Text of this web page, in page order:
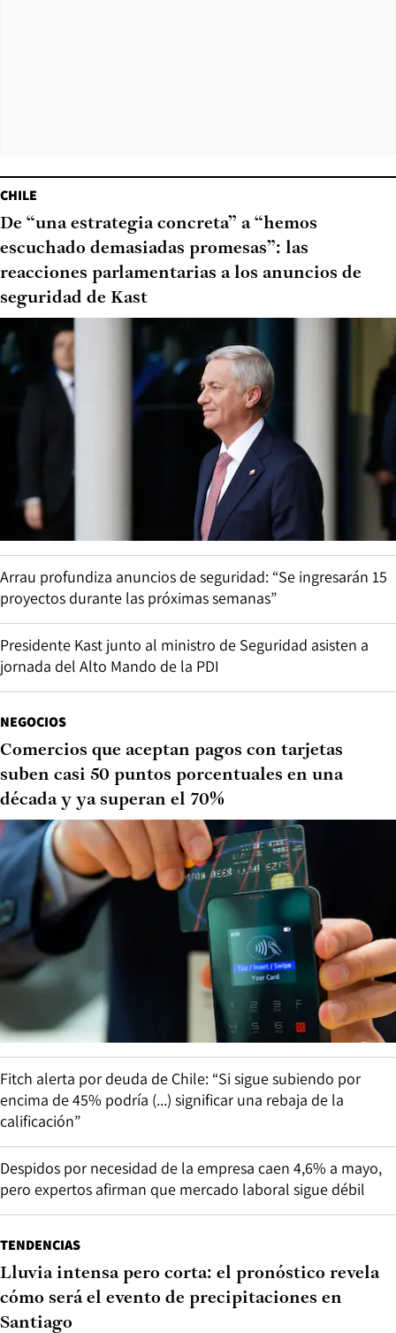
CHILE
De “una estrategia concreta” a “hemos
escuchado demasiadas promesas”: las
reacciones parlamentarias a los anuncios de
seguridad de Kast
Arrau profundiza anuncios de seguridad: “Se ingresarán 15
proyectos durante las próximas semanas”
Presidente Kast junto al ministro de Seguridad asisten a
jornada del Alto Mando de la PDI
NEGOCIOS
Comercios que aceptan pagos con tarjetas
suben casi 50 puntos porcentuales en una
década y ya superan el 70%
Fitch alerta por deuda de Chile: “Si sigue subiendo por
encima de 45% podría (...) significar una rebaja de la
calificación”
Despidos por necesidad de la empresa caen 4,6% a mayo,
pero expertos afirman que mercado laboral sigue débil
TENDENCIAS
Lluvia intensa pero corta: el pronóstico revela
cómo será el evento de precipitaciones en
Santiago